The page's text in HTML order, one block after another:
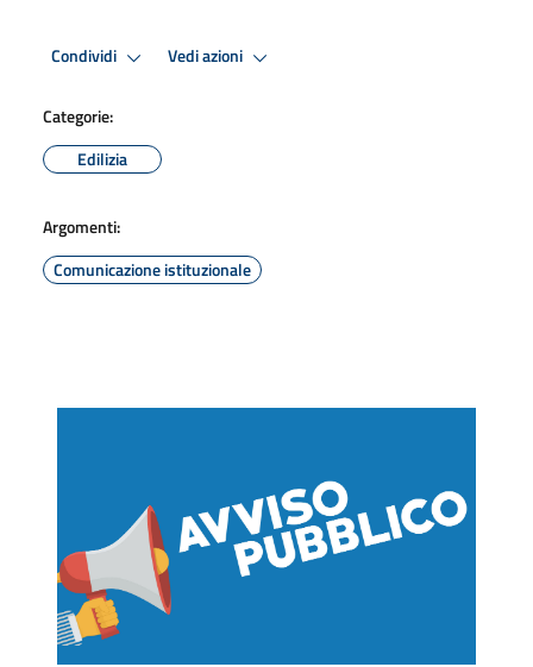
Condividi Vedi azioni
Categorie:
Edilizia
Argomenti:
Comunicazione istituzionale